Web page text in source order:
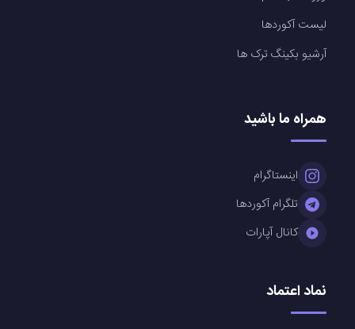
لیست آکوردها
آرشیو بکینگ ترک ها
همراه ما باشید
اینستاگرام
تلگرام آکوردها
کانال آپارات
نماد اعتماد